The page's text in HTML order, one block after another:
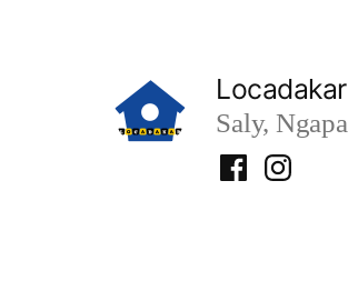
Locadakar
Saly,
FacebookInstagram